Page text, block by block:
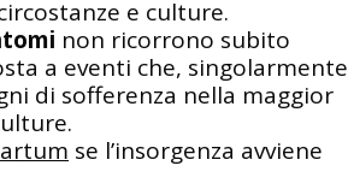
e culture.
non ricorrono subito
a eventi che, singolarmente
di sofferenza nella maggior
se l’insorgenza avviene